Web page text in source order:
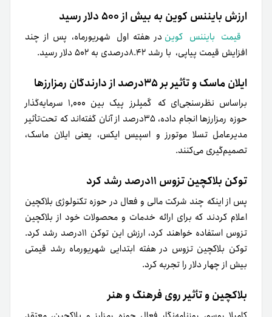
ارزش بایننس کوین به بیش از ۵۰۰ دلار رسید
قیمت بایننس کوین در هفته اول شهریورماه، پس از چند
افزایش قیمت پیاپی، با رشد ۸.۴۲درصدی به ۵۰۲ دلار رسید.
ایلان ماسک و تأثیر بر ۳۵درصد از دارندگان رمزارزها
بر‌اساس نظرسنجی‌ای که گَمبِلرز پیک بین ۱,۰۰۰ سرمایه‌گذار
حوزه رمزارزها انجام داده، ۳۵درصد از آنان گفته‌اند که تحت‌تأثیر
مدیرعامل تسلا موتورز و اسپیس ایکس، یعنی ایلان ماسک،
تصمیم‌گیری می‌کنند.
توکن بلاکچین تزوس ۱۱درصد رشد کرد
پس از اینکه چند شرکت مالی و فعال در حوزه تکنولوژی بلاکچین
اعلام کردند که برای ارائه خدمات و محصولات خود از بلاکچین
تزوس استفاده خواهند کرد، ارزش این توکن ۱۱درصد رشد کرد.
توکن بلاکچین تزوس در هفته ابتدایی شهریور‌ماه رشد قیمتی
بیش از چهار دلار را تجربه کرد.
بلاکچین و تأثیر روی فرهنگ و هنر